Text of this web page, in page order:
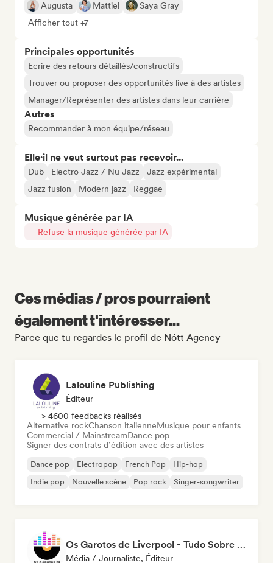
Augusta
Mattiel
Saya Gray
Afficher tout +7
Principales opportunités
Ecrire des retours détaillés/constructifs
Trouver ou proposer des opportunités live à des artistes
Manager/Représenter des artistes dans leur carrière
Autres
Recommander à mon équipe/réseau
Elle·il ne veut surtout pas recevoir...
Dub Electro Jazz / Nu Jazz
Jazz expérimental
Jazz fusion
Modern jazz Reggae
Musique générée par IA
Refuse la musique générée par IA
Ces médias / pros pourraient
également t'intéresser...
Parce que tu regardes le profil de Nótt Agency
Lalouline Publishing
Éditeur
> 4600 feedbacks réalisés
Alternative rockChanson italienneMusique pour enfants
Commercial / MainstreamDance pop
Signer des contrats d’édition avec des artistes
Dance pop Electropop French Pop
Hip-hop
Indie pop
Nouvelle scène Pop rock Singer-songwriter
Os Garotos de Liverpool - Tudo Sobre Música
Média / Journaliste, Éditeur